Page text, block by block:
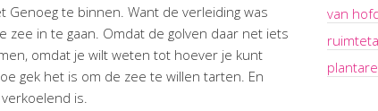
Genoeg te binnen. Want de verleiding was
in te gaan. Omdat de golven daar net iets
omdat je wilt weten tot hoever je kunt
gek het is om de zee te willen tarten. En
is.
van